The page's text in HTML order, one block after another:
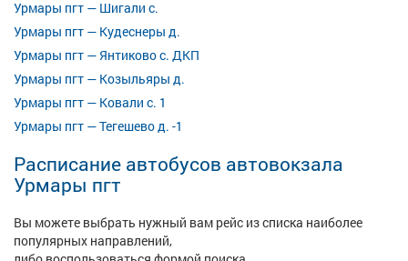
Урмары пгт — Шигали с.
Урмары пгт — Кудеснеры д.
Урмары пгт — Янтиково с. ДКП
Урмары пгт — Козыльяры д.
Урмары пгт — Ковали с. 1
Урмары пгт — Тегешево д. -1
Расписание автобусов автовокзала
Урмары пгт
Вы можете выбрать нужный вам рейс из списка наиболее
популярных направлений,